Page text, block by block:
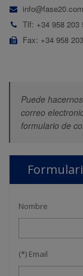
info@fase20.com
Tlf: +34 958 203
Fax: +34 958
Puede
correo
formulario de
Nombre
(*) Email